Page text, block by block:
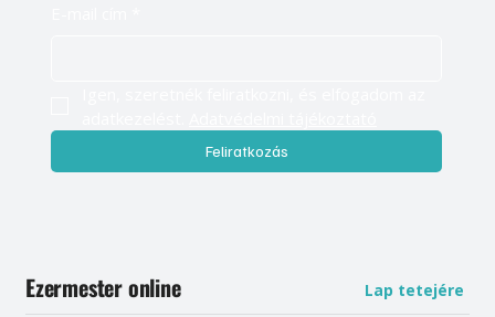
Feliratkozás
Ezermester online Lap tetejére